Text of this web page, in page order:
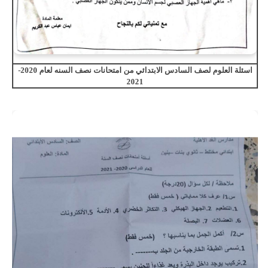
اسئلة العلوم لصف السادس الابتدائي من امتحانات نصف السنه لعام 2020-
2021